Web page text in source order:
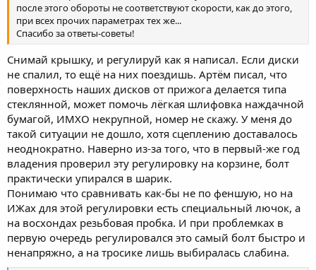
после этого обороты не соответствуют скорости, как до этого,
при всех прочих параметрах тех же...
Спасибо за ответы-советы!
Снимай крышку, и регулируй как я написал. Если диски
не спалил, то ещё на них поездишь. Артём писал, что
поверхность наших дисков от прижога делается типа
стеклянной, может помочь лёгкая шлифовка наждачной
бумагой, ИМХО некрупной, номер не скажу. У меня до
такой ситуации не дошло, хотя сцеплению доставалось
неоднократно. Наверно из-за того, что в первый-же год
владения проверил эту регулировку на корзине, болт
практически упирался в шарик.
Понимаю что сравнивать как-бы не по феншую, но на
ИЖах для этой регулировки есть специальный лючок, а
на восхондах резьбовая пробка. И при проблемках в
первую очередь регулировался это самый болт быстро и
ненапряжно, а на тросике лишь выбиралась слабина.